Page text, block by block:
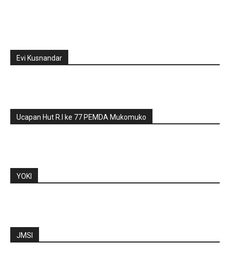
Evi Kusnandar
Ucapan Hut R.I ke 77 PEMDA Mukomuko
YOKI
JMSI